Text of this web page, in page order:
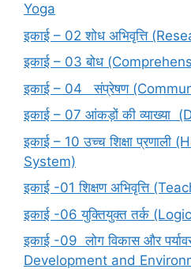
Yoga
इकाई – 02 शोध अभिवृत्ति
इकाई – 03 बोध
इकाई – 04 संप्रेषण
इकाई – 07 आंकड़ों की व्याख्या
इकाई – 10 उच्च शिक्षा प्रणाली
System)
इकाई -01 शिक्षण अभिवृत्ति
इकाई -06 युक्तियुक्त तर्क
इकाई -09 लोग विकास और
Development and